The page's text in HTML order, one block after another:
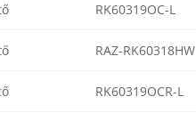
RK60319OC-L
RAZ-RK60318HW
RK60319OCR-L